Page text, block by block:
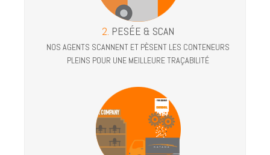
2. PESÉE & SCAN
NOS AGENTS SCANNENT ET PÈSENT LES CONTENEURS
PLEINS POUR UNE MEILLEURE TRAÇABILITÉ